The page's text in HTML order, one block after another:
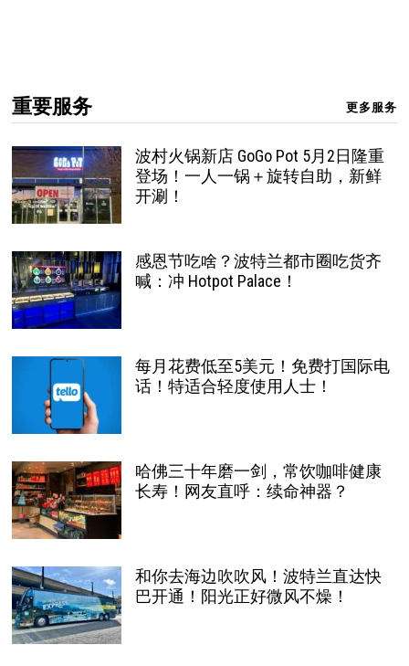
重要服务 更多服务
波村火锅新店 GoGo Pot 5月2日隆重
登场！一人一锅＋旋转自助，新鲜
开涮！
感恩节吃啥？波特兰都市圈吃货齐
喊：冲 Hotpot Palace！
每月花费低至5美元！免费打国际电
话！特适合轻度使用人士！
哈佛三十年磨一剑，常饮咖啡健康
长寿！网友直呼：续命神器？
和你去海边吹吹风！波特兰直达快
巴开通！阳光正好微风不燥！